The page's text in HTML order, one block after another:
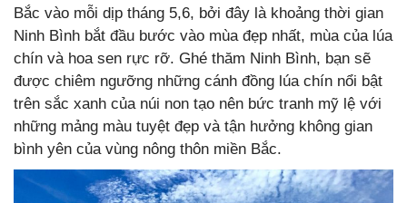
Bắc vào mỗi dịp tháng 5,6, bởi đây là khoảng thời gian
Ninh Bình bắt đầu bước vào mùa đẹp nhất, mùa của lúa
chín và hoa sen rực rỡ. Ghé thăm Ninh Bình, bạn sẽ
được chiêm ngưỡng những cánh đồng lúa chín nổi bật
trên sắc xanh của núi non tạo nên bức tranh mỹ lệ với
những mảng màu tuyệt đẹp và tận hưởng không gian
bình yên của vùng nông thôn miền Bắc.